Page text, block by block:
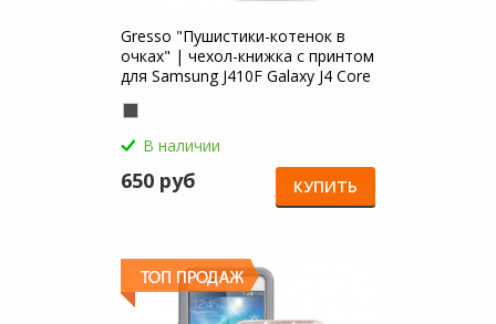
Gresso "Пушистики-котенок в
очках" | чехол-книжка с принтом
для Samsung J410F Galaxy J4 Core
В наличии
650 руб КУПИТЬ